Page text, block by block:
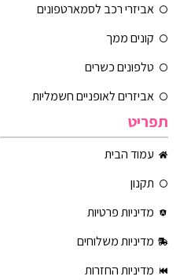
אביזרי רכב לסמארטפונים
קונים ממך
טלפונים כשרים
אביזרים לאופניים חשמליות
תפריט
עמוד הבית
תקנון
מדיניות פרטיות
מדיניות משלוחים
מדיניות החזרות